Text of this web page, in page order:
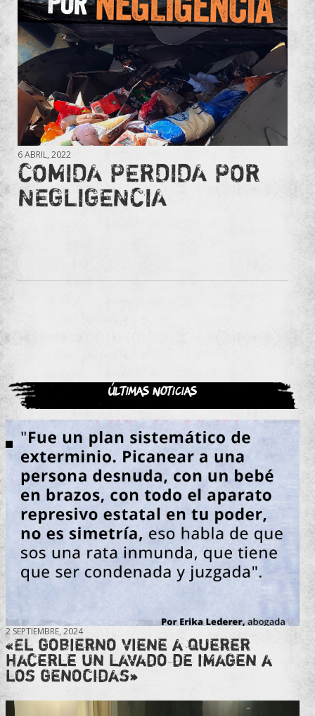
6 ABRIL, 2022
COMIDA PERDIDA POR
NEGLIGENCIA
Últimas noticias
2 SEPTIEMBRE, 2024
«El gobierno viene a querer
hacerle un lavado de imagen a
los genocidas»